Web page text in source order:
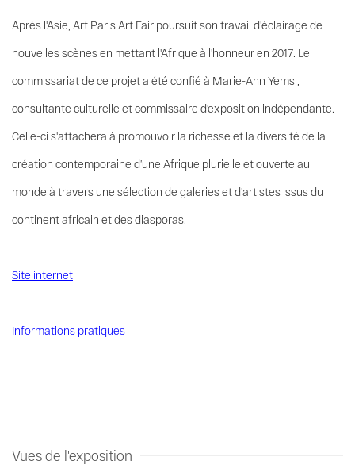
Après l'Asie, Art Paris Art Fair poursuit son travail d'éclairage de
nouvelles scènes en mettant l'Afrique à l'honneur en 2017. Le
commissariat de ce projet a été confié à Marie-Ann Yemsi,
consultante culturelle et commissaire d’exposition indépendante.
Celle-ci s'attachera à promouvoir la richesse et la diversité de la
création contemporaine d’une Afrique plurielle et ouverte au
monde à travers une sélection de galeries et d'artistes issus du
continent africain et des diasporas.
Site internet
Informations pratiques
Vues de l'exposition